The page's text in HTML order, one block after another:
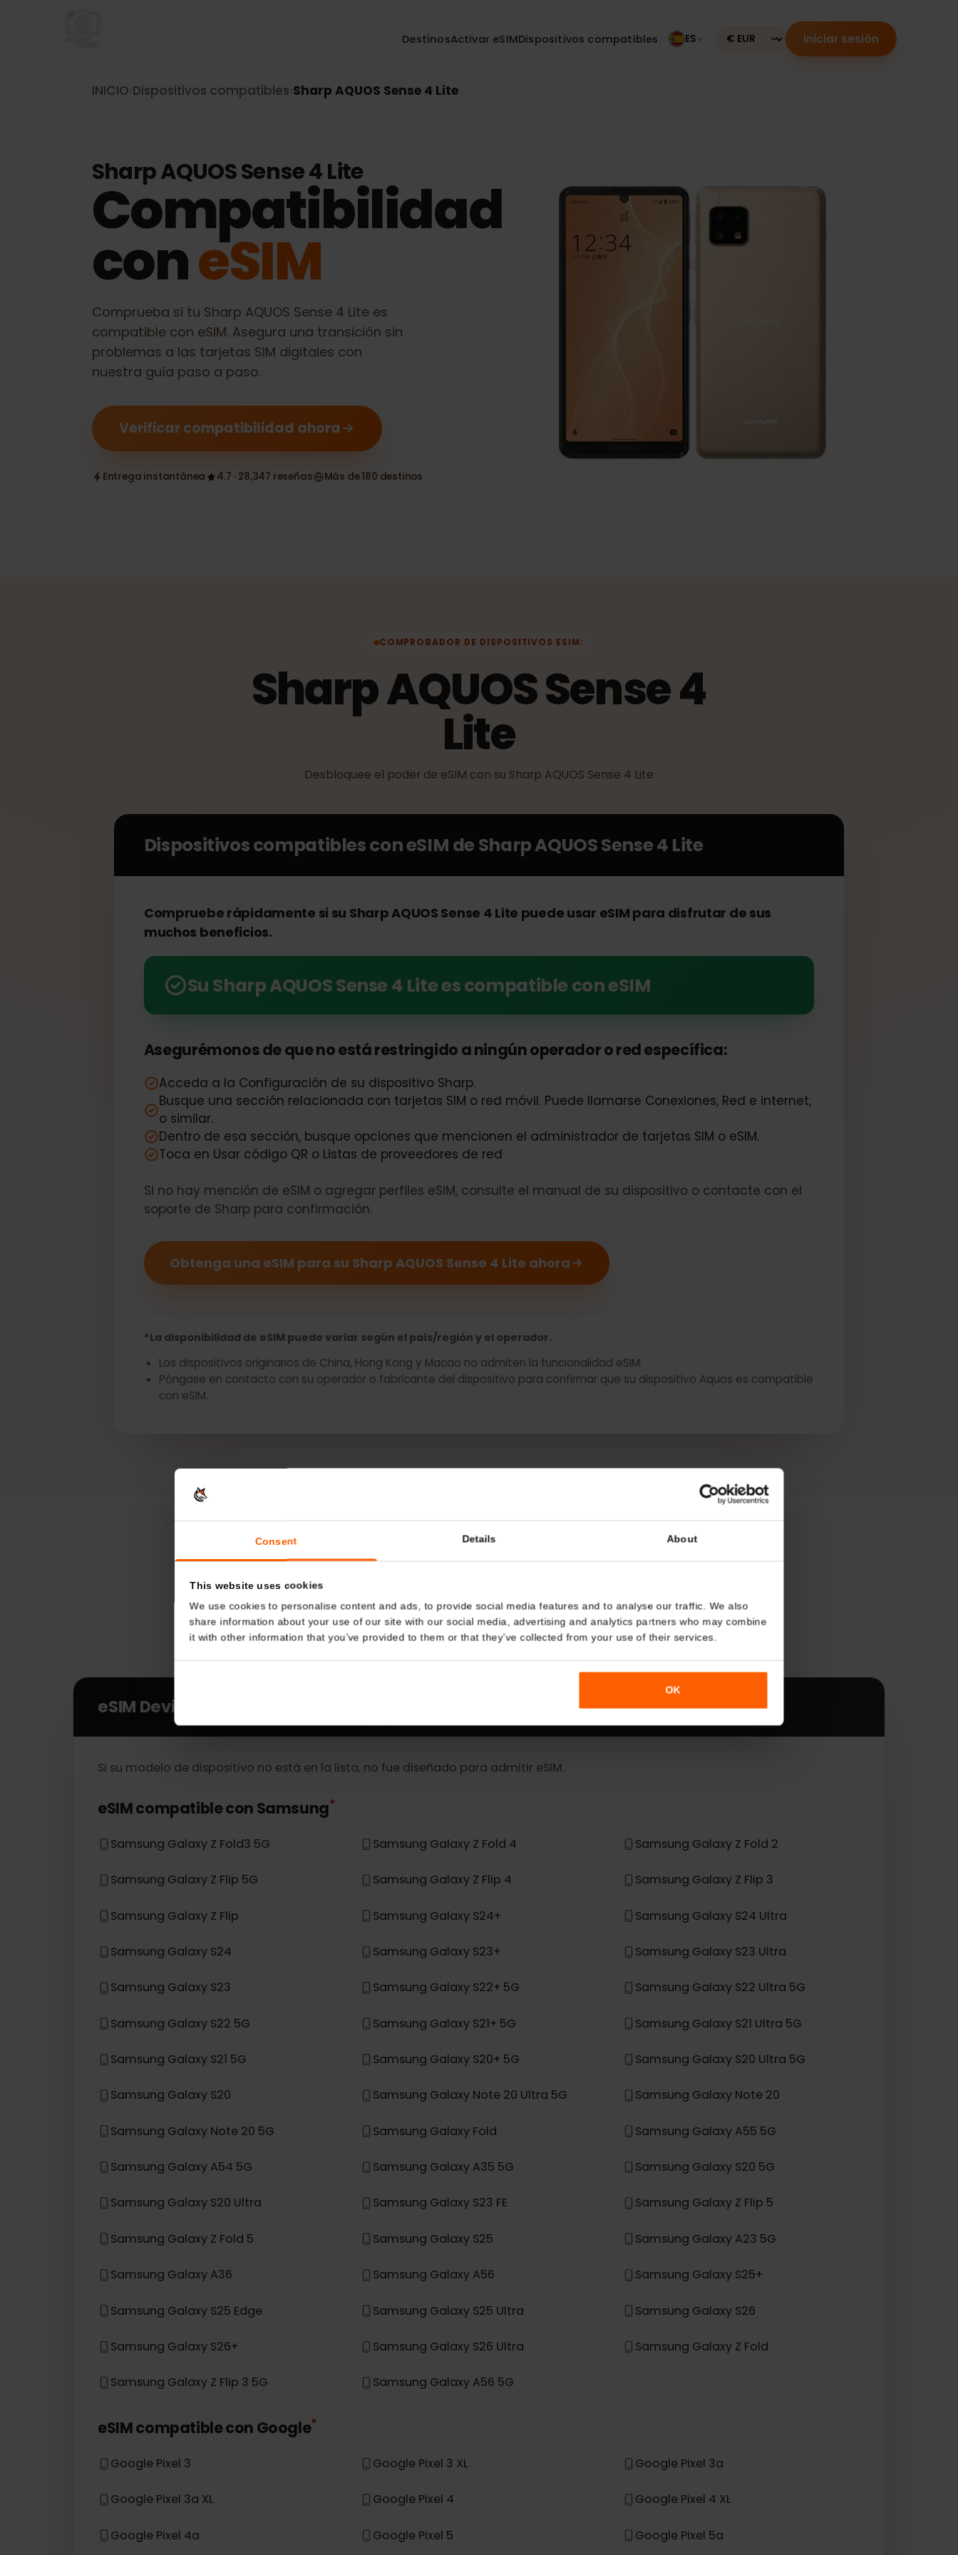
Consent Details About
We use cookies to personalise content and ads, to provide social media features and to analyse our traffic. We also
share information about your use of our site with our social media, advertising and analytics partners who may combine
it with other information that you’ve provided to them or that they’ve collected from your use of their services.
DestinosActivar eSIMDispositivos compatibles ES Currency Iniciar sesión
INICIO›Dispositivos compatibles›Sharp AQUOS Sense 4 Lite
Sharp AQUOS Sense 4 Lite
Compatibilidad
coneSIM
Comprueba si tuSharp AQUOS Sense 4 Lite es
compatible con eSIM. Asegura una transición sin
problemas a las tarjetas SIM digitales con
Verificar compatibilidad ahora
COMPROBADOR DE DISPOSITIVOS ESIM:
Sharp AQUOS Sense 4
Lite
Desbloquee el poder de eSIM con su Sharp AQUOS Sense 4 Lite
Compruebe rápidamente si su Sharp AQUOS Sense 4 Lite puede usar eSIM para disfrutar de sus
muchos beneficios.
Su Sharp AQUOS Sense 4 Lite es compatible con eSIM
Asegurémonos de que no está restringido a ningún operador o red específica:
Acceda a la Configuración de su dispositivo Sharp.
Busque una sección relacionada con tarjetas SIM o red móvil. Puede llamarse Conexiones, Red e internet,
Dentro de esa sección, busque opciones que mencionen el administrador de tarjetas SIM o eSIM.
Toca en Usar código QR o Listas de proveedores de red
Si no hay mención de eSIM o agregar perfiles eSIM, consulte el manual de su dispositivo o contacte con el
soporte de Sharp para confirmación.
Obtenga una eSIM para su Sharp AQUOS Sense 4 Lite ahora
con eSIM.
MÁS
eSIM Devices
Our eSIM cards also work with the following devices.
eSIM Devices
Samsung Galaxy Z Flip 5G Samsung Galaxy Z Flip 4 Samsung Galaxy Z Flip 3
Samsung Galaxy Z Flip Samsung Galaxy S24+ Samsung Galaxy S24 Ultra
Samsung Galaxy S24 Samsung Galaxy S23+ Samsung Galaxy S23 Ultra
Samsung Galaxy S23 Samsung Galaxy S22+ 5G Samsung Galaxy S22 Ultra 5G
Samsung Galaxy S22 5G Samsung Galaxy S21+ 5G Samsung Galaxy S21 Ultra 5G
Samsung Galaxy S21 5G Samsung Galaxy S20+ 5G Samsung Galaxy S20 Ultra 5G
Samsung Galaxy S20 Samsung Galaxy Note 20 Ultra 5G Samsung Galaxy Note 20
Samsung Galaxy Note 20 5G Samsung Galaxy Fold Samsung Galaxy A55 5G
Samsung Galaxy A54 5G Samsung Galaxy A35 5G Samsung Galaxy S20 5G
Samsung Galaxy S20 Ultra Samsung Galaxy S23 FE Samsung Galaxy Z Flip 5
Samsung Galaxy Z Fold 5 Samsung Galaxy S25 Samsung Galaxy A23 5G
Samsung Galaxy A36 Samsung Galaxy A56
Samsung Galaxy S25 Edge
Samsung Galaxy S26+ Samsung Galaxy S26 Ultra Samsung Galaxy Z Fold
Samsung Galaxy Z Flip 3 5G Samsung Galaxy A56 5G